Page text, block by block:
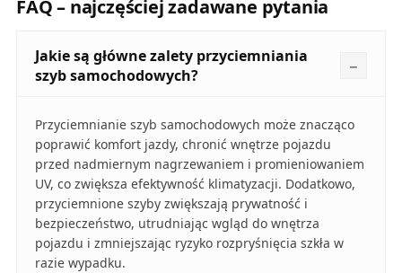
FAQ – najczęściej zadawane pytania
Jakie są główne zalety przyciemniania
szyb samochodowych?
Przyciemnianie szyb samochodowych może znacząco
poprawić komfort jazdy, chronić wnętrze pojazdu
przed nadmiernym nagrzewaniem i promieniowaniem
UV, co zwiększa efektywność klimatyzacji. Dodatkowo,
przyciemnione szyby zwiększają prywatność i
bezpieczeństwo, utrudniając wgląd do wnętrza
pojazdu i zmniejszając ryzyko rozpryśnięcia szkła w
razie wypadku.